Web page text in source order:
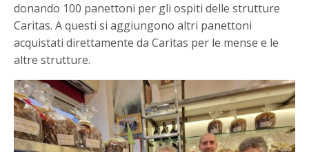
donando 100 panettoni per gli ospiti delle strutture
Caritas. A questi si aggiungono altri panettoni
acquistati direttamente da Caritas per le mense e le
altre strutture.